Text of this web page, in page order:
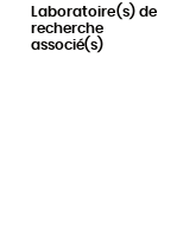
Laboratoire(s) de
recherche
associé(s)